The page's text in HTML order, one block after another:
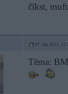
čīkst,
07. Jan 2015,
Tēma: